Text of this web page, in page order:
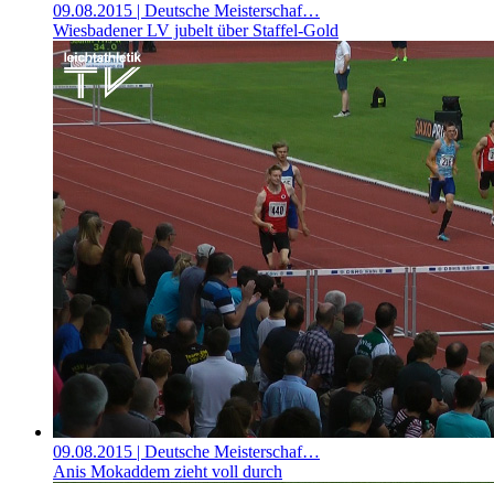
09.08.2015 | Deutsche Meisterschaf…
Wiesbadener LV jubelt über Staffel-Gold
09.08.2015 | Deutsche Meisterschaf…
Anis Mokaddem zieht voll durch